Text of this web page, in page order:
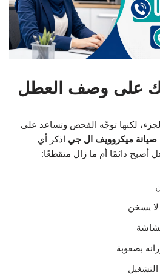
على وصف العطل
لكنها توجّه الفحص وتساعد على
صيانة ميكروويف ال جي اذكر أي
أصبح دائمًا أم ما زال متقطعًا:
لا يسخن
بصعوبة